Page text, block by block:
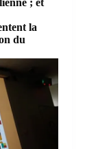
; et
la
du